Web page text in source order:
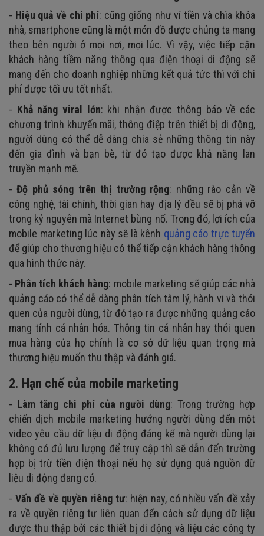
- Hiệu quả về chi phí: cũng giống như ví tiền và chìa khóa
nhà, smartphone cũng là một món đồ được chúng ta mang
theo bên người ở mọi nơi, mọi lúc. Vì vậy, việc tiếp cận
khách hàng tiềm năng thông qua điện thoại di động sẽ
mang đến cho doanh nghiệp những kết quả tức thì với chi
phí được tối ưu tốt nhất.
- Khả năng viral lớn: khi nhận được thông báo về các
chương trình khuyến mãi, thông điệp trên thiết bị di động,
người dùng có thể dễ dàng chia sẻ những thông tin này
đến gia đình và bạn bè, từ đó tạo được khả năng lan
truyền mạnh mẽ.
-Độ phủ sóng trên thị trường rộng: những rào cản về
công nghệ, tài chính, thời gian hay địa lý đều sẽ bị phá vỡ
trong kỷ nguyên mà Internet bùng nổ. Trong đó, lợi ích của
mobile marketing lúc này sẽ là kênh quảng cáo trực tuyến
để giúp cho thương hiệu có thể tiếp cận khách hàng thông
qua hình thức này.
- Phân tích khách hàng: mobile marketing sẽ giúp các nhà
quảng cáo có thể dễ dàng phân tích tâm lý, hành vi và thói
quen của người dùng, từ đó tạo ra được những quảng cáo
mang tính cá nhân hóa. Thông tin cá nhân hay thói quen
mua hàng của họ chính là cơ sở dữ liệu quan trọng mà
thương hiệu muốn thu thập và đánh giá.
2. Hạn chế của mobile marketing
- Làm tăng chi phí của người dùng: Trong trường hợp
chiến dịch mobile marketing hướng người dùng đến một
video yêu cầu dữ liệu di động đáng kể mà người dùng lại
không có đủ lưu lượng để truy cập thì sẽ dẫn đến trường
hợp bị trừ tiền điện thoại nếu họ sử dụng quá nguồn dữ
liệu di động đang có.
- Vấn đề về quyền riêng tư: hiện nay, có nhiều vấn đề xảy
ra về quyền riêng tư liên quan đến cách sử dụng dữ liệu
được thu thập bởi các thiết bị di động và liệu các công ty